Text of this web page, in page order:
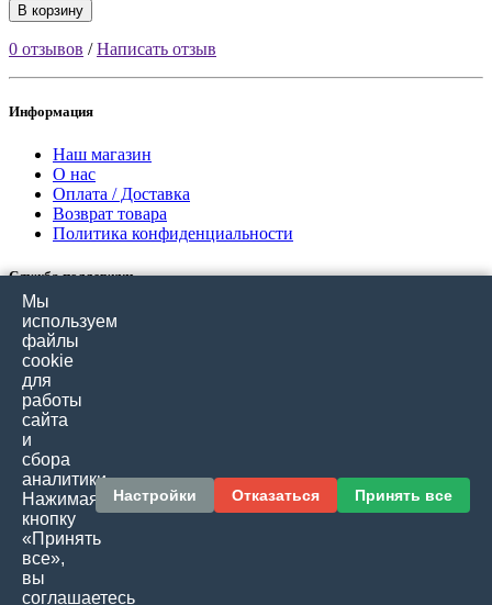
В корзину
0 отзывов /Написать отзыв
Информация
Наш магазин
О нас
Оплата / Доставка
Возврат товара
Политика конфиденциальности
Служба поддержки
Связаться с нами
Отзывы покупателей
Карта сайта
Дополнительно
Подарочные сертификаты
Товары со скидкой
Личный кабинет
Личный кабинет
История заказов
Мы
используем
файлы
cookie
для
работы
сайта
и
сбора
аналитики.
Нажимая
кнопку
«Принять
все»,
вы
соглашаетесь
Настройки Отказаться Принять все